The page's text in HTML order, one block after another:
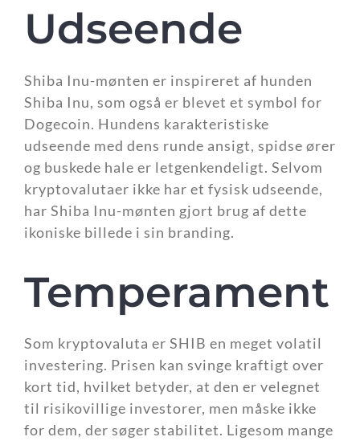
Udseende
Shiba Inu-mønten er inspireret af hunden
Shiba Inu, som også er blevet et symbol for
Dogecoin. Hundens karakteristiske
udseende med dens runde ansigt, spidse ører
og buskede hale er letgenkendeligt. Selvom
kryptovalutaer ikke har et fysisk udseende,
har Shiba Inu-mønten gjort brug af dette
ikoniske billede i sin branding.
Temperament
Som kryptovaluta er SHIB en meget volatil
investering. Prisen kan svinge kraftigt over
kort tid, hvilket betyder, at den er velegnet
til risikovillige investorer, men måske ikke
for dem, der søger stabilitet. Ligesom mange